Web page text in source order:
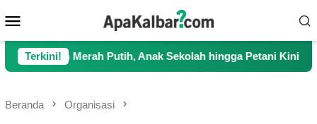
ke
kontenMobile
Terkini!
Putih, Anak Sekolah hingga Petani Kini Kembali Lancar
Beranda Organisasi